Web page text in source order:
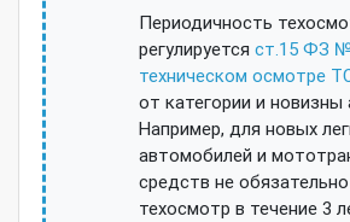
Периодичность
регулируется ст.15 ФЗ
техническом осмотре
от категории и новизны
Например, для новых
автомобилей и
средств не
техосмотр в течение 3